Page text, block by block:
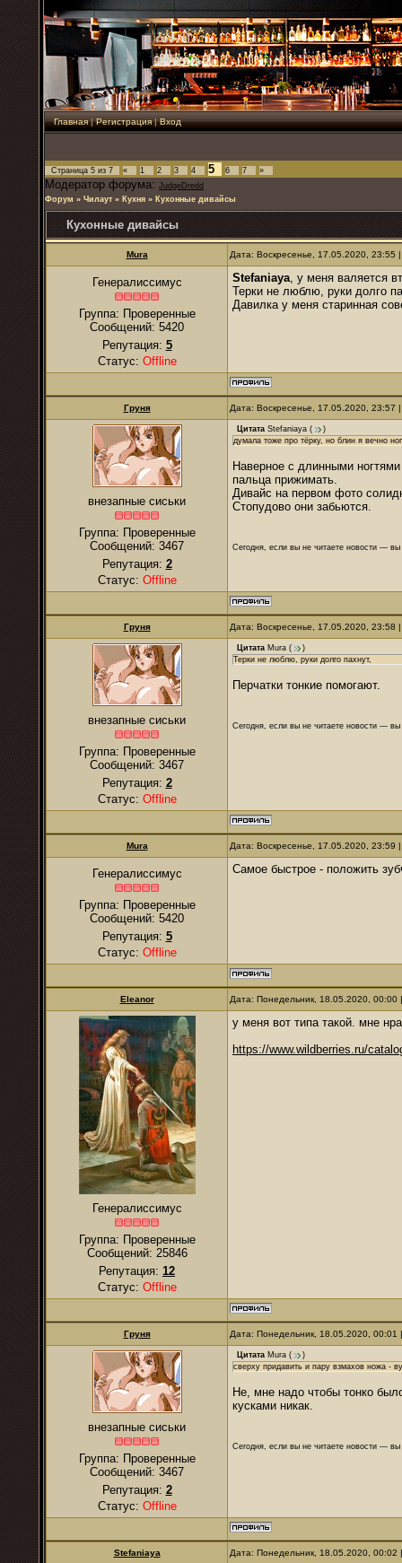
Главная|Регистрация|Вход
Страница 5 из 7 « 1 2 3 4 5 6 7 »
Модератор форума: JudgeDredd
Форум » Чилаут » Кухня » Кухонные дивайсы
Кухонные дивайсы
Mura Дата: Воскресенье, 17.05.2020,
Генералиссимус
Группа: Проверенные
Сообщений: 5420
Репутация: 5
Статус: Offline
Stefaniaya, у меня валяется
Терки не люблю, руки долго
Давилка у меня старинная
Груня Дата: Воскресенье, 17.05.2020,
внезапные сиськи
Группа: Проверенные
Сообщений: 3467
Репутация: 2
Статус: Offline
Цитата Stefaniaya (
)
думала тоже про тёрку, но блин я вечно
Наверное с длинными
пальца прижимать.
Дивайс на первом фото
Стопудово они забьются.
Сегодня, если вы не читаете новости —
Груня Дата: Воскресенье, 17.05.2020,
внезапные сиськи
Группа: Проверенные
Сообщений: 3467
Репутация: 2
Статус: Offline
Цитата Mura (
)
Терки не люблю, руки долго пахнут,
Перчатки тонкие помогают.
Сегодня, если вы не читаете новости —
Mura Дата: Воскресенье, 17.05.2020,
Генералиссимус
Группа: Проверенные
Сообщений: 5420
Репутация: 5
Статус: Offline
Самое быстрое - положить
Eleanor Дата: Понедельник, 18.05.2020,
Генералиссимус
Группа: Проверенные
Сообщений: 25846
Репутация: 12
Статус: Offline
у меня вот типа такой. мне
https://www.wildberries.ru/
Груня Дата: Понедельник, 18.05.2020,
внезапные сиськи
Группа: Проверенные
Сообщений: 3467
Репутация: 2
Статус: Offline
Цитата Mura (
)
сверху придавить и пару взмахов ножа -
Не, мне надо чтобы тонко
кусками никак.
Сегодня, если вы не читаете новости —
Stefaniaya Дата: Понедельник, 18.05.2020,